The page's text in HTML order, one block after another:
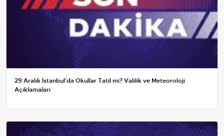
29 Aralık İstanbul'da Okullar Tatil mi? Valilik ve Meteoroloji
Açıklamaları